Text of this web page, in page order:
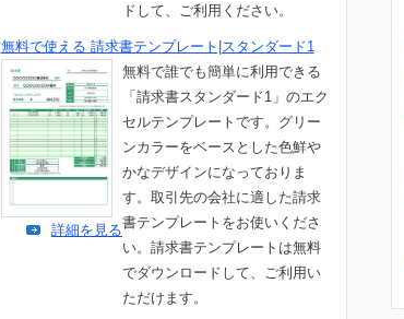
ドして、ご利用ください。
無料で使える 請求書テンプレート|スタンダード1
無料で誰でも簡単に利用できる
「請求書スタンダード1」のエク
セルテンプレートです。グリー
ンカラーをベースとした色鮮や
かなデザインになっておりま
す。取引先の会社に適した請求
書テンプレートをお使いくださ
い。請求書テンプレートは無料
でダウンロードして、ご利用い
ただけます。
詳細を見る